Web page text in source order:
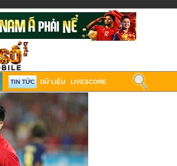
TIN TỨC DỮ LIỆU LIVESCORE